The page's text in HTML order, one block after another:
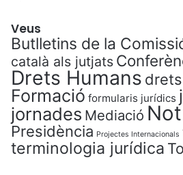
Veus
Butlletins de la
català als jutjats
Drets Humans
Formació formularis jurídics
jornades Mediació
Presidència Projectes Internacionals
terminologia jurídica